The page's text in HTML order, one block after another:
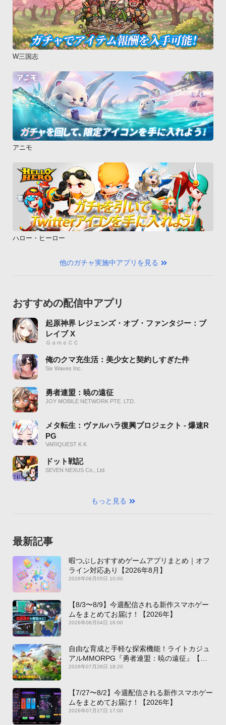
W三国志
アニモ
ハロー・ヒーロー
他のガチャ実施中アプリを見る
おすすめの配信中アプリ
起原神界 レジェンズ・オブ・ファンタジー：ブ
レイブ X
ＧａｍｅＣＣ
俺のクマ充生活：美少女と契約しすぎた件
Six Waves Inc.
勇者連盟：暁の遠征
JOY MOBILE NETWORK PTE. LTD.
メタ転生：ヴァルハラ復興プロジェクト - 爆速R
PG
VARIQUEST K K
ドット戦記
SEVEN NEXUS Co., Ltd.
もっと見る
最新記事
暇つぶしおすすめゲームアプリまとめ｜オフ
ライン対応あり【2026年8月】
2026年08月05日 10:00
【8/3〜8/9】今週配信される新作スマホゲー
ムをまとめてお届け！【2026年】
2026年08月04日 16:00
自由な育成と手軽な探索機能！ライトカジュ
アルMMORPG『勇者連盟：暁の遠征』【最
新作PICKUP】
2026年07月28日 18:20
【7/27〜8/2】今週配信される新作スマホゲー
ムをまとめてお届け！【2026年】
2026年07月27日 17:00